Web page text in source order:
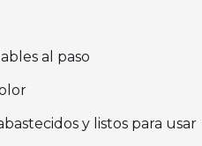
al paso
y listos para usar